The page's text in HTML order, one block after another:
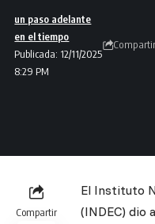
Publicada: 12/11/2025
8:29 PM
un paso adelante
en el tiempo
Compartir
Compartir
El Instituto
(INDEC) dio